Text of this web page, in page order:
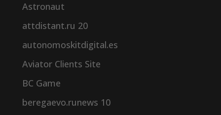
Astronaut
attdistant.ru 20
autonomoskitdigital.es
Aviator Clients Site
BC Game
beregaevo.runews 10